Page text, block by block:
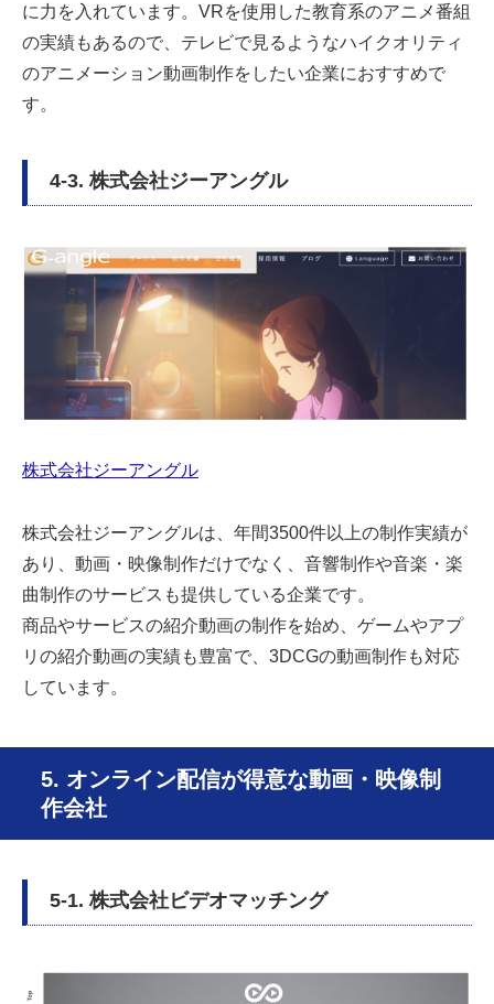
に力を入れています。VRを使用した教育系のアニメ番組
の実績もあるので、テレビで見るようなハイクオリティ
のアニメーション動画制作をしたい企業におすすめで
す。
4-3. 株式会社ジーアングル
株式会社ジーアングル
株式会社ジーアングルは、年間3500件以上の制作実績が
あり、動画・映像制作だけでなく、音響制作や音楽・楽
曲制作のサービスも提供している企業です。
商品やサービスの紹介動画の制作を始め、ゲームやアプ
リの紹介動画の実績も豊富で、3DCGの動画制作も対応
しています。
5. オンライン配信が得意な動画・映像制
作会社
5-1. 株式会社ビデオマッチング